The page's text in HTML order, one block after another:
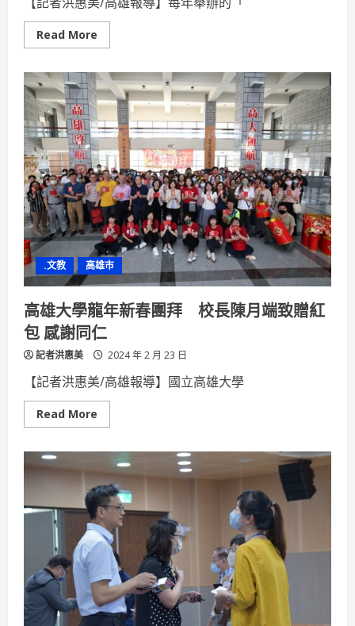
Read More
more
雄
福
華
飯
店
榮
獲
觀
光
金
獎
推
出
五
大
主
題
的
歡
慶
優
惠
活
動
.文教 高雄市
高雄大學龍年新春團拜 校長陳月端致贈紅
包 感謝同仁
記者洪惠美 2024 年 2 月 23 日
【記者洪惠美/高雄報導】國立高雄大學
Read More
more
大
學
龍
年
新
春
團
拜
陳
月
端
致